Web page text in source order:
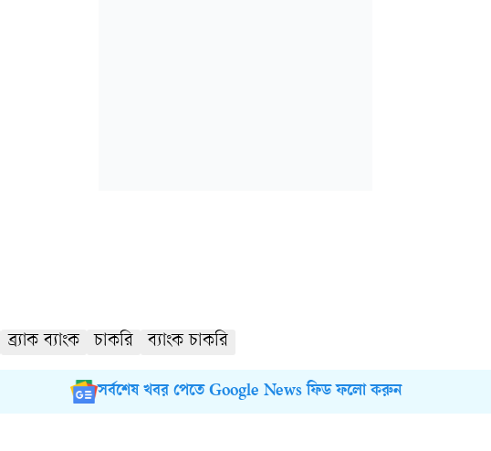
ব্র্যাক ব্যাংক চাকরি ব্যাংক চাকরি
সর্বশেষ খবর পেতে Google News ফিড ফলো করুন